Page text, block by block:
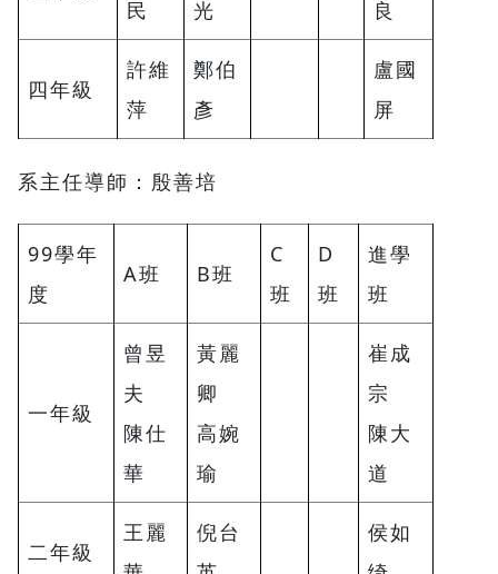
民
光
良
四年級
許維
萍
鄭伯
彥
盧國
屏
系主任導師：殷善培
99學年
度
A班 B班
C
班
D
班
進學
班
一年級
曾昱
夫
陳仕
華
黃麗
卿
高婉
瑜
崔成
宗
陳大
道
二年級
王麗
倪台
侯如